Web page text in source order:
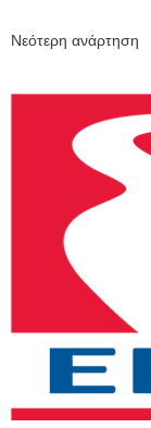
Νεότερη ανάρτηση